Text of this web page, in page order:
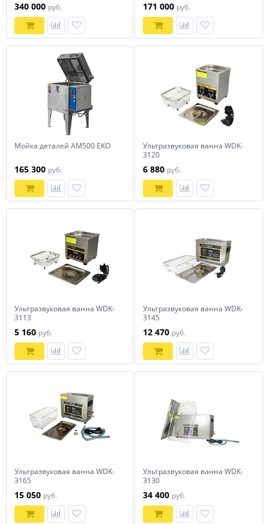
340 000 руб. 171 000 руб.
Мойка деталей АМ500 ЕКО
165 300 руб.
Ультразвуковая ванна WDK-
3120
6 880 руб.
Ультразвуковая ванна WDK-
3113
5 160 руб.
Ультразвуковая ванна WDK-
3145
12 470 руб.
Ультразвуковая ванна WDK-
3165
15 050 руб.
Ультразвуковая ванна WDK-
3130
34 400 руб.